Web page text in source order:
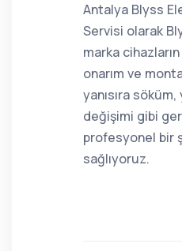
Antalya Blyss
Servisi olarak
marka
onarım ve
yanısıra
değişimi gibi
profesyonel bir
sağlıyoruz.